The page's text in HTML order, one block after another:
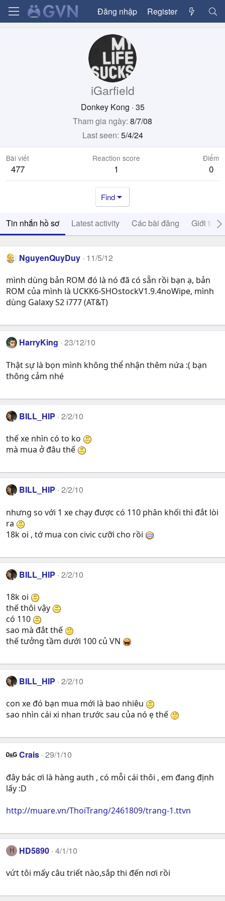
Đăng nhập Register
iGarfield
Donkey Kong · 35
Tham gia ngày 8/7/08
Last seen 5/4/24
Bài viết
477
Reaction score
1
Điểm
0
Find
Tin nhắn hồ sơ Latest activity Các bài đăng Giới thiệu
NguyenQuyDuy 11/5/12
mình dùng bản ROM đó là nó đã có sẵn rồi bạn ạ, bản
ROM của mình là UCKK6-SHOstockV1.9.4noWipe, mình
dùng Galaxy S2 i777 (AT&T)
HarryKing 23/12/10
Thật sự là bọn mình không thể nhận thêm nứa :( bạn
thông cảm nhé
BILL_HIP 2/2/10
thế xe nhìn có to ko
mà mua ở đâu thế
BILL_HIP 2/2/10
nhưng so với 1 xe chạy được có 110 phân khối thì đắt lòi
ra
18k oi , tớ mua con civic cưỡi cho rồi
BILL_HIP 2/2/10
18k oi
thế thôi vậy
có 110
sao mà đắt thế
thế tưởng tầm dưới 100 củ VN
BILL_HIP 2/2/10
con xe đó bạn mua mới là bao nhiêu
sao nhìn cái xi nhan trước sau của nó ẹ thế
Crais 29/1/10
đây bác ơi là hàng auth , có mỗi cái thôi , em đang định
lấy :D
http://muare.vn/ThoiTrang/2461809/trang-1.ttvn
H HD5890 4/1/10
vứt tôi mấy câu triết nào,sắp thi đến nơi rồi